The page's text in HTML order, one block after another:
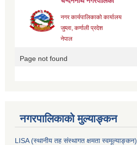
नगरपालिकाको मुल्याङ्कन
LISA (स्थानीय तह संस्थागत क्षमता स्वमूल्याङ्कन)